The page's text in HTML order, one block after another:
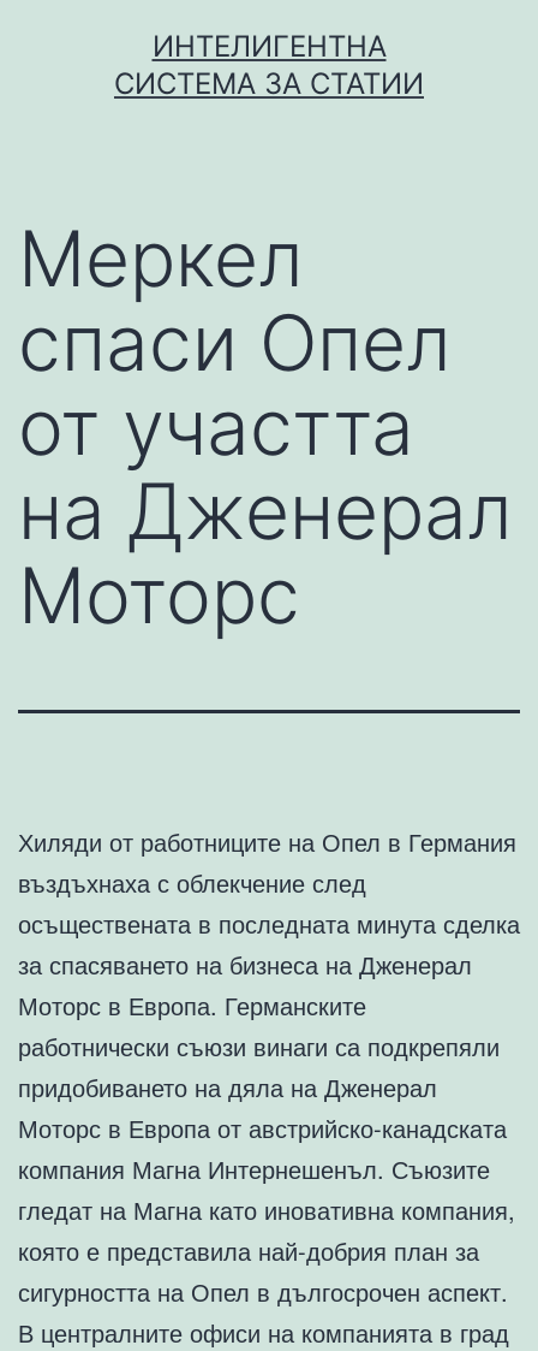
ИНТЕЛИГЕНТНА
СИСТЕМА ЗА СТАТИИ
Меркел
спаси Опел
от участта
на Дженерал
Моторс
Хиляди от работниците на Опел в Германия
въздъхнаха с облекчение след
осъществената в последната минута сделка
за спасяването на бизнеса на Дженерал
Моторс в Европа. Германските
работнически съюзи винаги са подкрепяли
придобиването на дяла на Дженерал
Моторс в Европа от австрийско-канадската
компания Магна Интернешенъл. Съюзите
гледат на Магна като иновативна компания,
която е представила най-добрия план за
сигурността на Опел в дългосрочен аспект.
В централните офиси на компанията в град